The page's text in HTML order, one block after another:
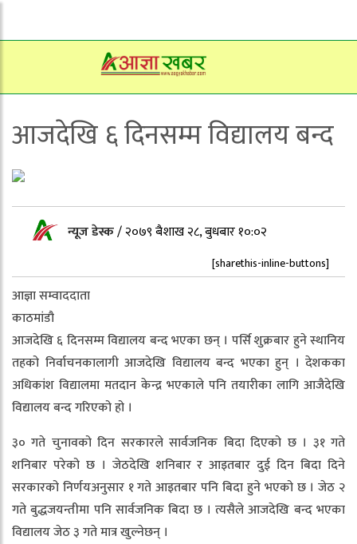
आजदेखि ६ दिनसम्म विद्यालय बन्द
न्यूज डेस्क/२०७९ बैशाख २८, बुधबार १०:०२
[sharethis-inline-buttons]
आज्ञा सम्वाददाता
काठमांडौ
आजदेखि ६ दिनसम्म विद्यालय बन्द भएका छन् । पर्सि शुक्रबार हुने स्थानिय
तहको निर्वाचनकालागी आजदेखि विद्यालय बन्द भएका हुन् । देशकका
अधिकांश विद्यालमा मतदान केन्द्र भएकाले पनि तयारीका लागि आजैदेखि
विद्यालय बन्द गरिएको हो ।
३० गते चुनावको दिन सरकारले सार्वजनिक बिदा दिएको छ । ३१ गते
शनिबार परेको छ । जेठदेखि शनिबार र आइतबार दुई दिन बिदा दिने
सरकारको निर्णयअनुसार १ गते आइतबार पनि बिदा हुने भएको छ । जेठ २
गते बुद्धजयन्तीमा पनि सार्वजनिक बिदा छ । त्यसैले आजदेखि बन्द भएका
विद्यालय जेठ ३ गते मात्र खुल्नेछन् ।